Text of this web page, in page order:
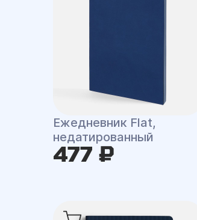
Ежедневник Flat,
недатированный
477 ₽